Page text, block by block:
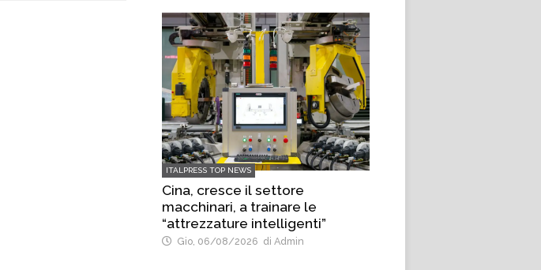
ITALPRESS TOP NEWS
Cina, cresce il settore
macchinari, a trainare le
“attrezzature intelligenti”
Gio, 06/08/2026 di Admin